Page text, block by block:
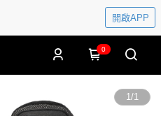
開啟APP
0
1/1